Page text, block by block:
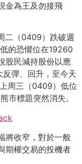
金為王及勿接飛
二（0409）跌破週
的恐懼位在19260
股民減持股份以應
彈、回升，至今天
周三（0409）低位
市標題突然消失。
將收窄，對於一般
期權交易的投機者